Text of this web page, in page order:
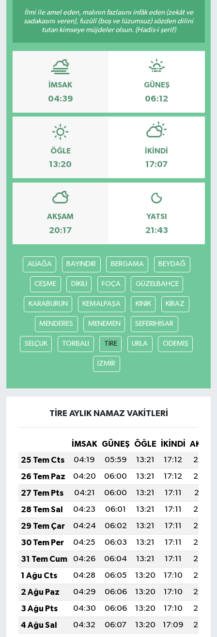
İlmi ile amel eden, malının fazlasını infâk eden (zekât ve
sadakasını veren), fuzûlî (boş ve lüzumsuz) sözden dilini
tutan kimseye müjdeler olsun. (Hadis-i şerif)
İMSAK
04:39
GÜNEŞ
06:12
ÖĞLE
13:20
İKINDI
17:07
AKŞAM
20:17
YATSI
21:43
ALİAĞA BAYINDIR BERGAMA BEYDAĞ
CEŞME DİKİLİ FOÇA GÜZELBAHÇE
KARABURUN KEMALPAŞA KINIK KİRAZ
MENDERES MENEMEN SEFERIHİSAR
SELÇUK TORBALI TİRE URLA ÖDEMİŞ
İZMİR
TİRE AYLIK NAMAZ VAKITLERI
İMSAK GÜNEŞ ÖĞLE İKINDI
25 Tem Cts
04:19 05:59 13:21 17:12
20:33
26 Tem Paz
04:20 06:00 13:21 17:12
20:32
27 Tem Pts
04:21 06:00 13:21 17:11
20:31
28 Tem Sal
04:23 06:01 13:21 17:11
20:30
29 Tem Çar
04:24 06:02 13:21 17:11
20:29
30 Tem Per
04:25 06:03 13:21 17:11
20:28
31 Tem Cum
04:26 06:04 13:21 17:11
20:27
1 Ağu Cts
04:28 06:05 13:20 17:10
20:26
2 Ağu Paz
04:29 06:06 13:20 17:10
20:25
3 Ağu Pts
04:30 06:06 13:20 17:10
20:24
4 Ağu Sal
04:32 06:07 13:20 17:09
20:23